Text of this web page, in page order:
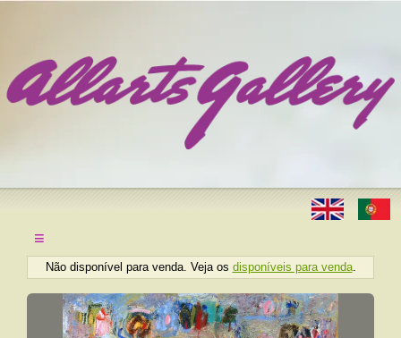
≡
Não disponível para venda. Veja os disponíveis para venda.